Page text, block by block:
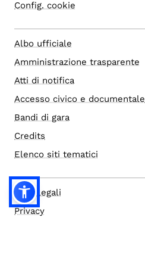
Config. cookie
Albo ufficiale
Amministrazione trasparente
Atti di notifica
Accesso civico e documentale
Bandi di gara
Credits
Elenco siti tematici
Note legali
Privacy